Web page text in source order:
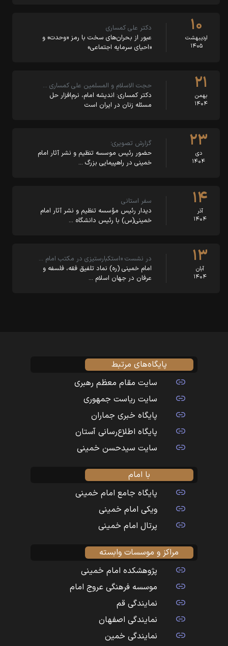
۱۰
اردیبهشت
۱۴۰۵
دکتر علی کمساری
عبور از بحران‌های سخت با رمز «وحدت» و
«احیای سرمایه اجتماعی»
۲۱
بهمن
۱۴۰۴
حجت الاسلام و المسلمین علی کمساری …
دکتر کمساری: اندیشه امام، نرم‌افزار حل
مسئله زنان در ایران است
۲۳
دی
۱۴۰۴
گزارش تصویری؛
حضور رئیس موسسه تنظیم و نشر آثار امام
خمینی در راهپیمایی بزرگ …
۱۴
آذر
۱۴۰۴
سفر استانی
دیدار رئیس مؤسسه تنظیم و نشر آثار امام
خمینی(س) با رئیس دانشگاه …
۱۳
آبان
۱۴۰۴
در نشست «استکبارستیزی در مکتب امام …
امام خمینی (ره) نماد تلفیق فقه، فلسفه و
عرفان در جهان اسلام …
پایگاه‌های مرتبط
سایت مقام معظم رهبری
سایت ریاست جمهوری
پایگاه خبری جماران
پایگاه اطلاع‌رسانی آستان
سایت سیدحسن خمینی
با امام
پایگاه جامع امام خمینی
ویکی امام خمینی
پرتال امام خمینی
مراکز و موسسات وابسته
پژوهشکده امام خمینی
موسسه فرهنگی عروج امام
نمایندگی قم
نمایندگی اصفهان
نمایندگی خمین